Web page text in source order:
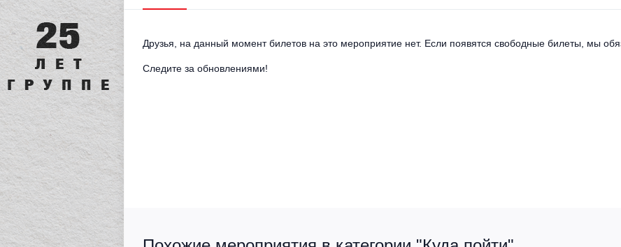
Друзья, на данный момент билетов на это мероприятие нет. Если появятся свободные билеты, мы
Следите за обновлениями!